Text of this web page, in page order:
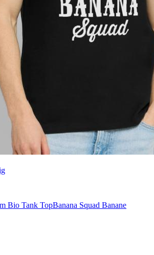
Bio Tank TopBanana Squad Banane